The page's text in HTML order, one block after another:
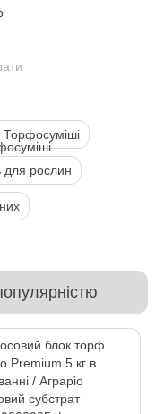
Торфосуміші
для рослин